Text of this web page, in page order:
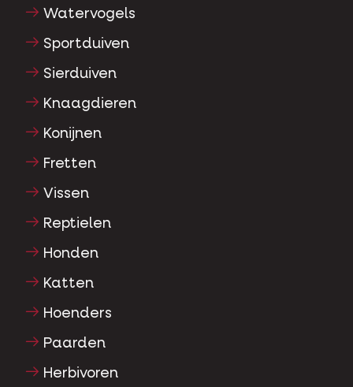
Watervogels
Sportduiven
Sierduiven
Knaagdieren
Konijnen
Fretten
Vissen
Reptielen
Honden
Katten
Hoenders
Paarden
Herbivoren